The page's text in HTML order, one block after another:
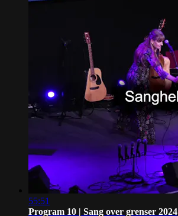
55:51
Program 10 | Sang over grenser 2024